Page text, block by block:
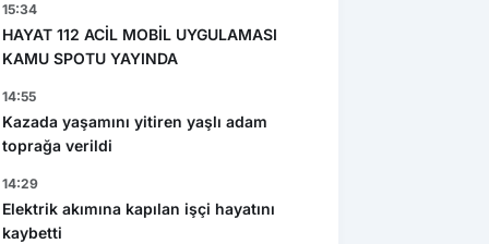
15:34
HAYAT 112 ACİL MOBİL UYGULAMASI
KAMU SPOTU YAYINDA
14:55
Kazada yaşamını yitiren yaşlı adam
toprağa verildi
14:29
Elektrik akımına kapılan işçi hayatını
kaybetti